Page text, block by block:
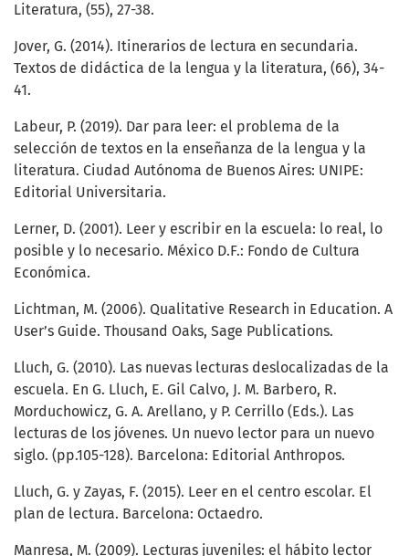
Literatura, (55), 27-38.
Jover, G. (2014). Itinerarios de lectura en secundaria.
Textos de didáctica de la lengua y la literatura, (66), 34-
41.
Labeur, P. (2019). Dar para leer: el problema de la
selección de textos en la enseñanza de la lengua y la
literatura. Ciudad Autónoma de Buenos Aires: UNIPE:
Editorial Universitaria.
Lerner, D. (2001). Leer y escribir en la escuela: lo real, lo
posible y lo necesario. México D.F.: Fondo de Cultura
Económica.
Lichtman, M. (2006). Qualitative Research in Education. A
User’s Guide. Thousand Oaks, Sage Publications.
Lluch, G. (2010). Las nuevas lecturas deslocalizadas de la
escuela. En G. Lluch, E. Gil Calvo, J. M. Barbero, R.
Morduchowicz, G. A. Arellano, y P. Cerrillo (Eds.). Las
lecturas de los jóvenes. Un nuevo lector para un nuevo
siglo. (pp.105-128). Barcelona: Editorial Anthropos.
Lluch, G. y Zayas, F. (2015). Leer en el centro escolar. El
plan de lectura. Barcelona: Octaedro.
Manresa, M. (2009). Lecturas juveniles: el hábito lector